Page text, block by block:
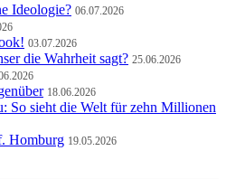
Ideologie? 06.07.2026
03.07.2026
die Wahrheit sagt? 25.06.2026
18.06.2026
So sieht die Welt für zehn Millionen
Homburg 19.05.2026